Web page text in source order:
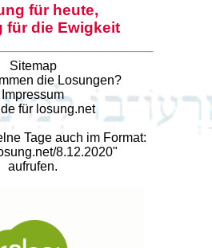
für heute,
für die Ewigkeit
Sitemap
die Losungen?
Impressum
für losung.net
Tage auch im Format:
8.12.2020"
aufrufen.